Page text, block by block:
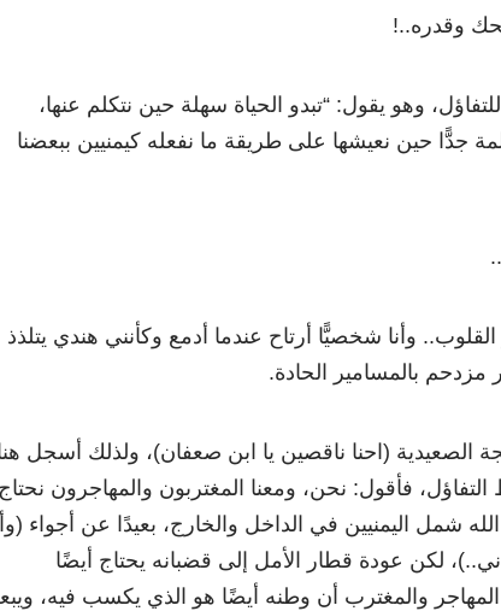
وقدره..!
وهو يقول: “تبدو الحياة سهلة حين نتكلم عنها،
جدًّا حين نعيشها على طريقة ما نفعله كيمنيين ببعضنا
وأنا شخصيًّا أرتاح عندما أدمع وكأنني هندي يتلذذ
بالمسامير الحادة.
(احنا ناقصين يا ابن صعفان)، ولذلك أسجل
التفاؤل، فأقول: نحن، ومعنا المغتربون والمهاجرون
شمل اليمنيين في الداخل والخارج، بعيدًا عن أجواء
لكن عودة قطار الأمل إلى قضبانه يحتاج أيضًا
والمغترب أن وطنه أيضًا هو الذي يكسب فيه،